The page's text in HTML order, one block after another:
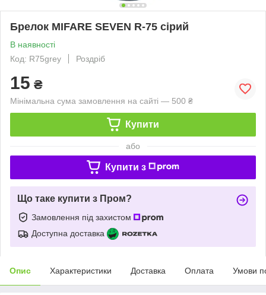
Брелок MIFARE SEVEN R-75 сірий
В наявності
Код: R75grey
Роздріб
15 ₴
Мінімальна сума замовлення на сайті — 500 ₴
Купити
або
Купити з
Що таке купити з Пром?
Замовлення під захистом
Доступна доставка
Опис Характеристики Доставка Оплата Умови